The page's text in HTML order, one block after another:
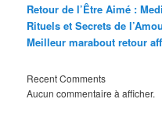
Retour de l’Être Aimé :
Rituels et Secrets de
Meilleur marabout retour
Recent Comments
Aucun commentaire à afficher.